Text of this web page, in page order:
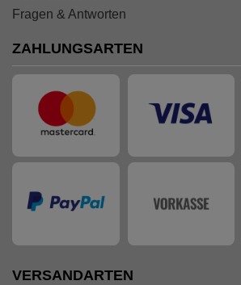
Fragen & Antworten
ZAHLUNGSARTEN
VERSANDARTEN